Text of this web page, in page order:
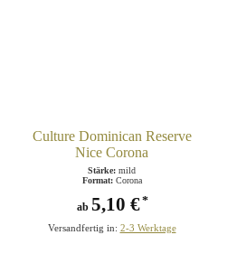
Culture Dominican Reserve
Nice Corona
Stärke: mild
Format: Corona
ab 5,10 €*
Versandfertig in: 2-3 Werktage